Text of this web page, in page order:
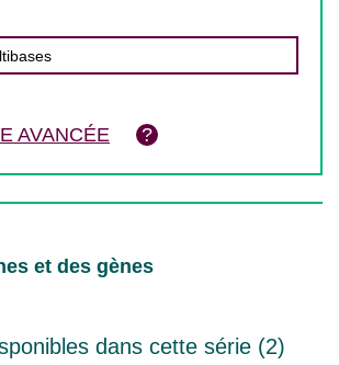
AVANCÉE
et des gènes
dans cette série (2)